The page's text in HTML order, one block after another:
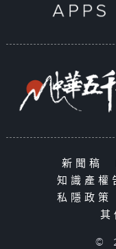
新聞稿
知識產權
私隱政策
其
©